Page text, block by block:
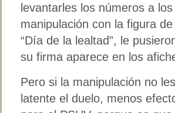
levantarles los números a
manipulación con la figura
“Día de la lealtad”, le
su firma aparece en los
Pero si la manipulación no
latente el duelo, menos